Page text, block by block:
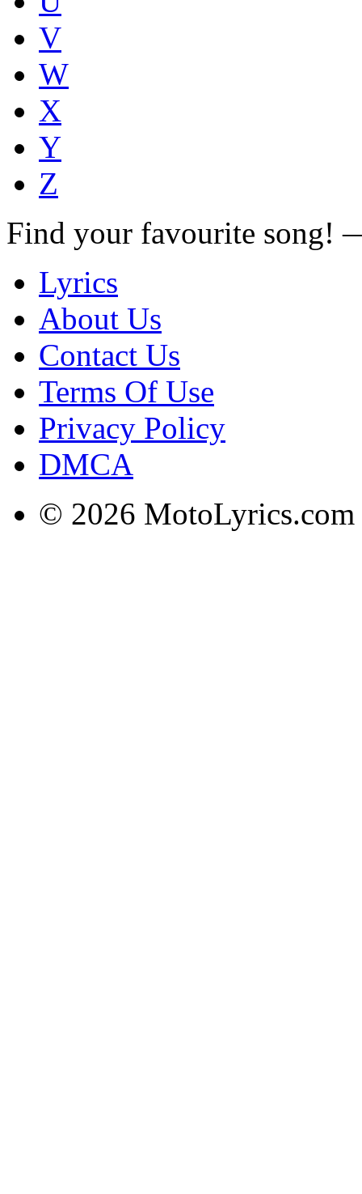
V
W
X
Y
Z
Find your favourite song!
Lyrics
About Us
Contact Us
Terms Of Use
Privacy Policy
DMCA
© 2026 MotoLyrics.com